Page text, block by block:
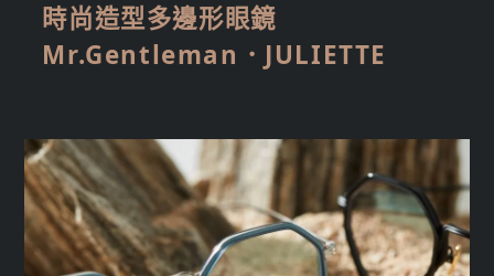
時尚造型多邊形眼鏡
Mr.Gentleman．JULIETTE